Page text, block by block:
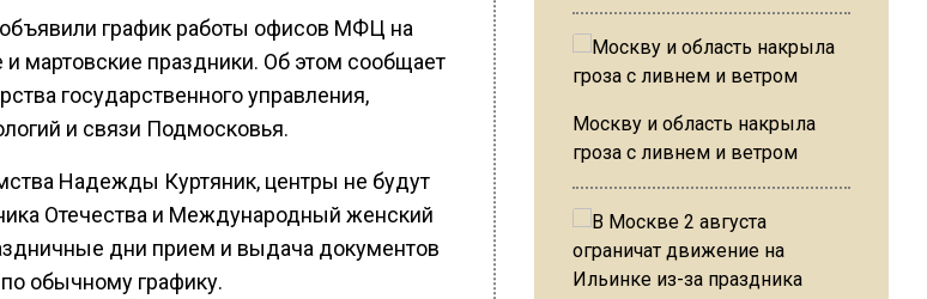
график работы офисов МФЦ на
мартовские праздники. Об этом сообщает
государственного управления,
и связи Подмосковья.
Надежды Куртяник, центры не будут
Отечества и Международный женский
дни прием и выдача документов
обычному графику.
Москву и область накрыла
гроза с ливнем и ветром